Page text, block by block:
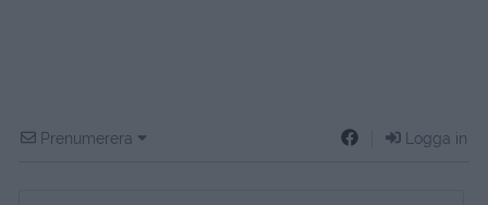
Prenumerera Logga in